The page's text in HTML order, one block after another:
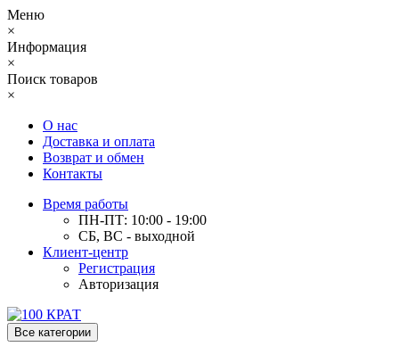
Меню
×
Информация
×
Поиск товаров
×
О нас
Доставка и оплата
Возврат и обмен
Контакты
Время работы
ПН-ПТ: 10:00 - 19:00
СБ, ВС - выходной
Клиент-центр
Регистрация
Авторизация
Все категории